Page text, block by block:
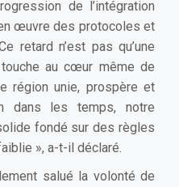
de l’intégration
œuvre des protocoles et
retard n’est pas qu’une
au cœur même de
région unie, prospère et
dans les temps, notre
fondé sur des règles
», a-t-il déclaré.
salué la volonté de